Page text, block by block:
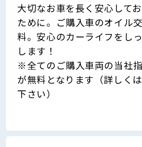
大切なお車を長く安心して
ために。ご購入車のオイル
料。安心のカーライフをし
します！
※全てのご購入車両の当社
が無料となります（詳しく
下さい）